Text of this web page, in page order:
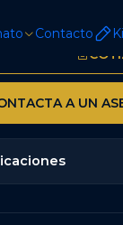
Contacto
A UN